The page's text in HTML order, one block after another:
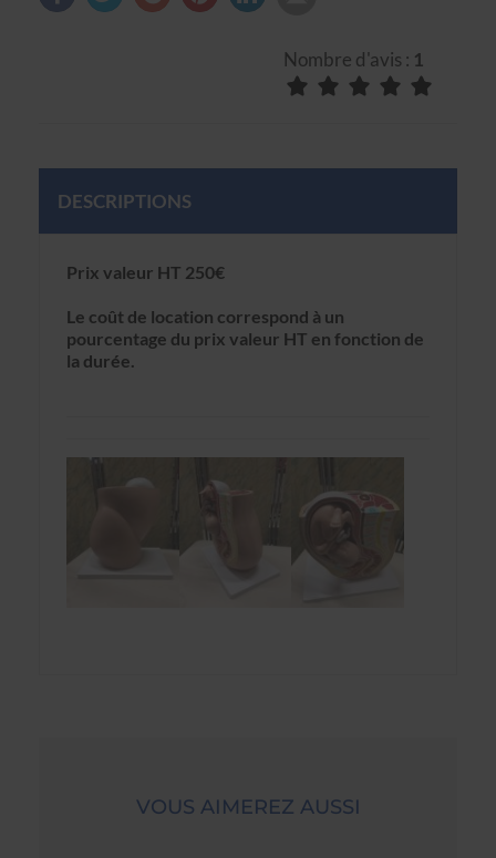
Nombre d'avis : 1
DESCRIPTIONS
Prix valeur HT 250€
Le coût de location correspond à un
pourcentage du prix valeur HT en fonction de
la durée.
VOUS AIMEREZ AUSSI